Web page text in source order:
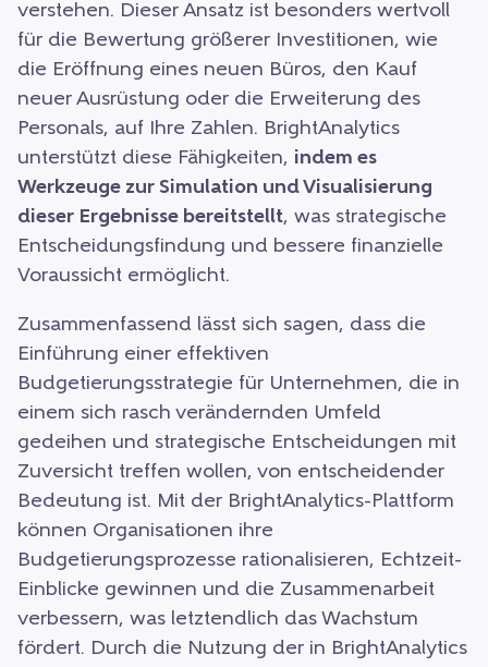
verstehen. Dieser Ansatz ist besonders wertvoll
für die Bewertung größerer Investitionen, wie
die Eröffnung eines neuen Büros, den Kauf
neuer Ausrüstung oder die Erweiterung des
Personals, auf Ihre Zahlen. BrightAnalytics
unterstützt diese Fähigkeiten, indem es
Werkzeuge zur Simulation und Visualisierung
dieser Ergebnisse bereitstellt, was strategische
Entscheidungsfindung und bessere finanzielle
Voraussicht ermöglicht.
Zusammenfassend lässt sich sagen, dass die
Einführung einer effektiven
Budgetierungsstrategie für Unternehmen, die in
einem sich rasch verändernden Umfeld
gedeihen und strategische Entscheidungen mit
Zuversicht treffen wollen, von entscheidender
Bedeutung ist. Mit der BrightAnalytics-Plattform
können Organisationen ihre
Budgetierungsprozesse rationalisieren, Echtzeit-
Einblicke gewinnen und die Zusammenarbeit
verbessern, was letztendlich das Wachstum
fördert. Durch die Nutzung der in BrightAnalytics